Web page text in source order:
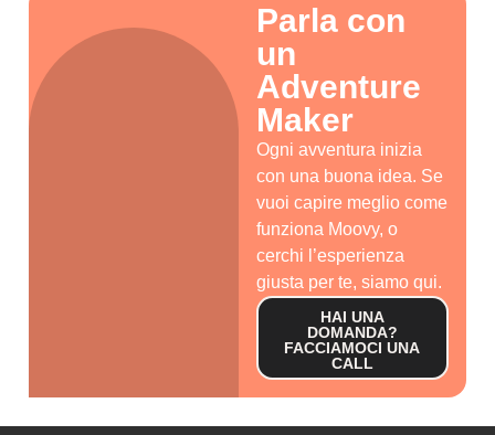
Parla con
un
Adventure
Maker
Ogni avventura inizia
con una buona idea. Se
vuoi capire meglio come
funziona Moovy, o
cerchi l’esperienza
giusta per te, siamo qui.
HAI UNA
DOMANDA?
FACCIAMOCI UNA
CALL